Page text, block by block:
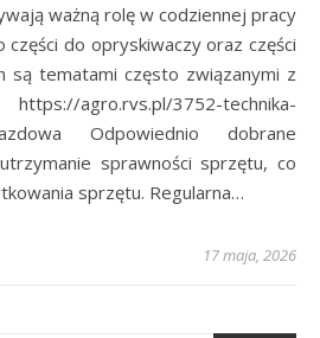
do opryskiwaczy oraz części
są tematami często związanymi z
agro.rvs.pl/3752-technika-
Odpowiednio dobrane
sprawności sprzętu, co
sprzętu. Regularna…
17 maja, 2026